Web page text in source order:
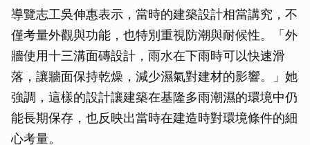
導覽志工吳伸惠表示，當時的建築設計相當講究，不
僅考量外觀與功能，也特別重視防潮與耐候性。「外
牆使用十三溝面磚設計，雨水在下雨時可以快速滑
落，讓牆面保持乾燥，減少濕氣對建材的影響。」她
強調，這樣的設計讓建築在基隆多雨潮濕的環境中仍
能長期保存，也反映出當時在建造時對環境條件的細
心考量。